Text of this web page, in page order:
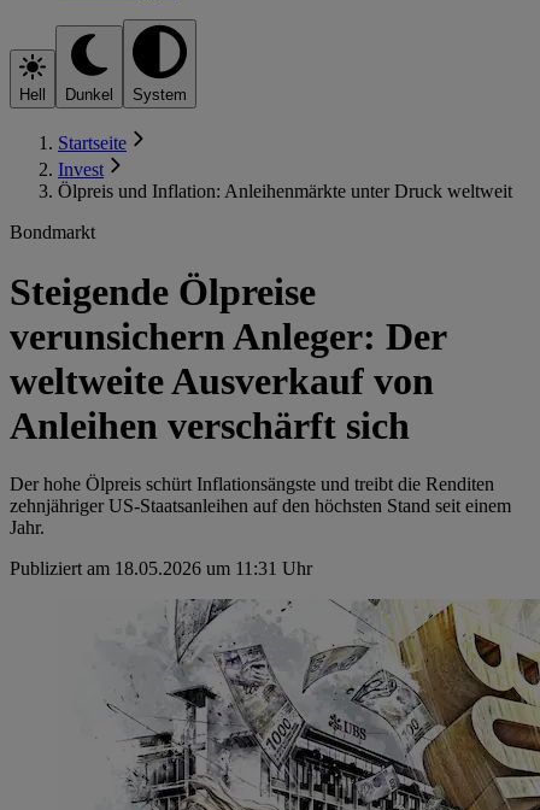
Hell Dunkel System
Startseite
Invest
Ölpreis und Inflation: Anleihenmärkte unter Druck weltweit
Bondmarkt
Steigende Ölpreise
verunsichern Anleger: Der
weltweite Ausverkauf von
Anleihen verschärft sich
Der hohe Ölpreis schürt Inflationsängste und treibt die Renditen
zehnjähriger US-Staatsanleihen auf den höchsten Stand seit einem
Jahr.
Publiziert am 18.05.2026 um 11:31 Uhr